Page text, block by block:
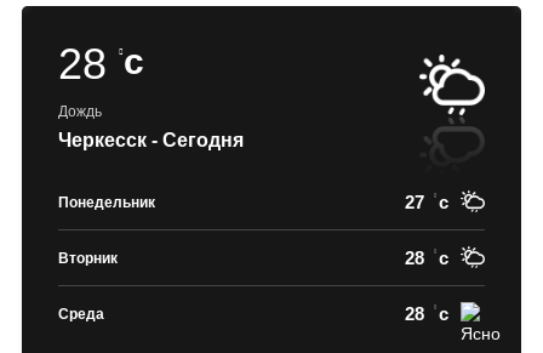
28 c
Дождь
Черкесск - Сегодня
Понедельник 27 c
Вторник 28 c
Среда 28 c